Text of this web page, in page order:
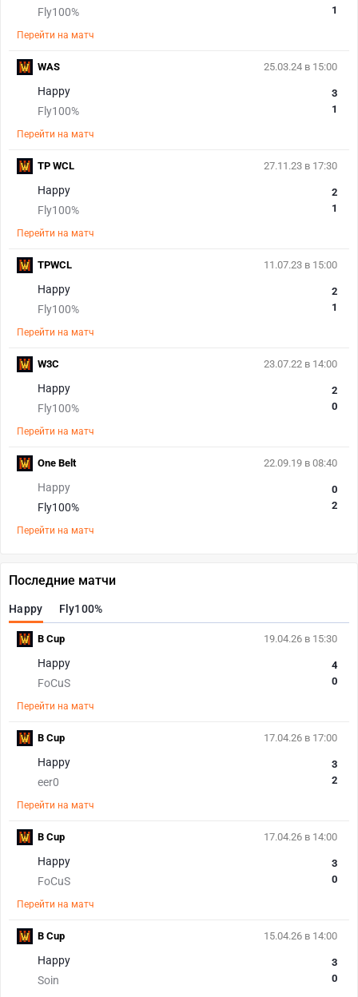
Fly100%
1
Перейти на матч
25.03.24 в 15:00
Happy
Fly100%
3
1
Перейти на матч
WAS
27.11.23 в 17:30
Happy
Fly100%
2
1
Перейти на матч
TP WCL
11.07.23 в 15:00
Happy
Fly100%
2
1
Перейти на матч
TPWCL
23.07.22 в 14:00
Happy
Fly100%
2
0
Перейти на матч
W3C
22.09.19 в 08:40
Happy
Fly100%
0
2
Перейти на матч
One Belt
Последние матчи
Happy Fly100%
19.04.26 в 15:30
Happy
FoCuS
4
0
Перейти на матч
B Cup
17.04.26 в 17:00
Happy
eer0
3
2
Перейти на матч
B Cup
17.04.26 в 14:00
Happy
FoCuS
3
0
Перейти на матч
B Cup
15.04.26 в 14:00
Happy
Soin
3
0
B Cup